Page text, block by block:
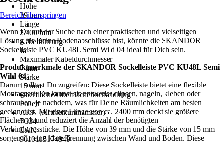
Höhe
39 mm
Länge
2.400 mm
Kabelführung
Ja
Maximaler Kabeldurchmesser
7 mm
Stärke
15 mm
Oberfläche/Oberflächenbehandlung
Foliert
AKN (Artikelkurznummer)
7C34
EAN
9010115174849
Bereich überspringen
Wenn Du auf der Suche nach einer praktischen und vielseitigen
Lösung für Deine Bodenabschlüsse bist, könnte die SKANDOR
Sockelleiste PVC KU48L Semi Wild 04 ideal für Dich sein.
Produktmerkmale der SKANDOR Sockelleiste PVC KU48L Semi
Wild 04
Darum solltest Du zugreifen: Diese Sockelleiste bietet eine flexible
Montageart. Du kannst sie entweder clipsen, nageln, kleben oder
schrauben, je nachdem, was für Deine Räumlichkeiten am besten
geeignet ist. Mit einer Länge von ca. 2400 mm deckt sie größere
Flächen ab und reduziert die Anzahl der benötigten
Verbindungsstücke. Die Höhe von 39 mm und die Stärke von 15 mm
sorgen für eine klare Trennung zwischen Wand und Boden. Diese